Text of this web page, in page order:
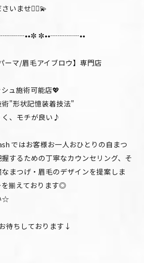
いませ🙂‍↕️💫
✼••┈┈┈┈••
ーマ/眉毛アイブロウ】専門店
ュ施術可能店💖
"形状記憶装着技法"
、モチが良い♪
ではお客様お一人おひとりの自まつ
するための丁寧なカウンセリング、そ
まつげ・眉毛のデザインを提案しま
揃えております◎
☆
待ちしております↓